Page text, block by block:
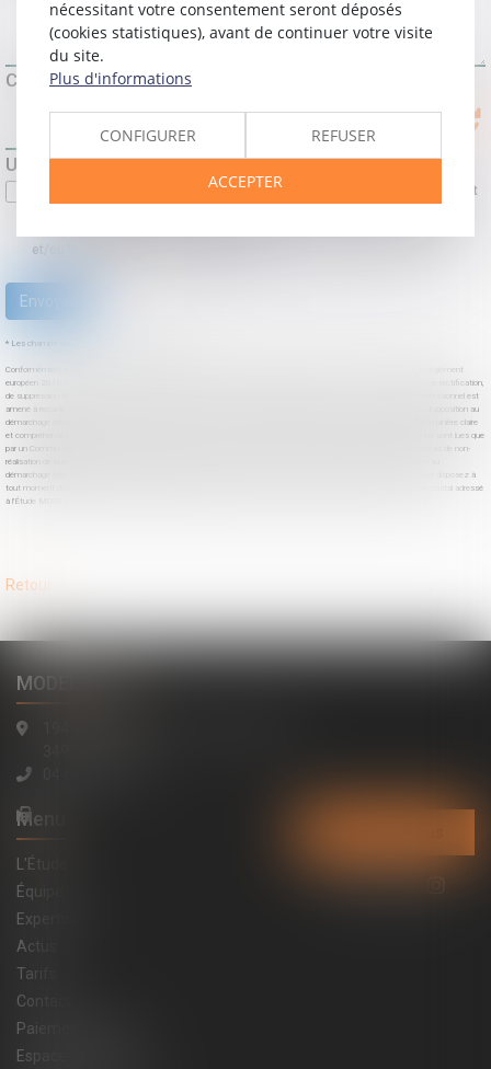
Code de vérification
Utilisation des données
J'accepte que les informations saisies soient traitées informatiquement
et/ou HAUTBOIS qui peut en découler.
Envoyer
* Les champs suivis d'un astérisque sont obligatoires.
Conformément à la loi n°78-17 du 6 janvier 1978 modifiée relative à l'informatique, aux fichiers et aux libertés, et au règlement
européen 2016/679, dit Règlement Général sur la Protection des Données (RGPD), vous disposez d'un droit d'accès, de rectification,
de suppression des informations qui vous concernent. « Article L 223-2 du code de la consommation : " Lorsqu'un professionnel est
amené à recueillir auprès d'un consommateur des données téléphoniques, il l'informe de son droit à s'inscrire sur la liste d'opposition au
démarchage téléphonique. Lorsque ce recueil se fait à l'occasion de la conclusion d'un contrat, le contrat mentionne de manière claire
et compréhensible l'existence de ce droit pour le consommateur. " Les informations communiquées par ce formulaire ne sont lues que
par un Commissaire de Justice de l'Étude MODELE ALTO. Ces informations ne font l'objet d'aucune conservation en cas de non-
réalisation de la prestation. Il est rappelé que le consommateur peut user de son droit à s'inscrire sur la liste d'opposition au
démarchage téléphonique bloctel : bloctel.gouv.fr Conformément à l'article 27 de la loi n°78-17 du 6 janvier 1978, vous disposez à
tout moment d'un droit d'accès et de rectification des données vous concernant. Ce droit peut être exercé par courrier postal adressé
à l'Étude MODELE ALTO Commissaires de Justice Associés 194 avenue de la Gare Sud de France, 34970 Lattes
Retour
MODELE ALTO
Menu
L'Étude
Équipe
Expertises
Actus
Tarifs
Contact
Paiement en ligne
Espace constats
nécessitant votre consentement seront déposés
(cookies statistiques), avant de continuer votre visite
du site.
Plus d'informations
CONFIGURER REFUSER
ACCEPTER